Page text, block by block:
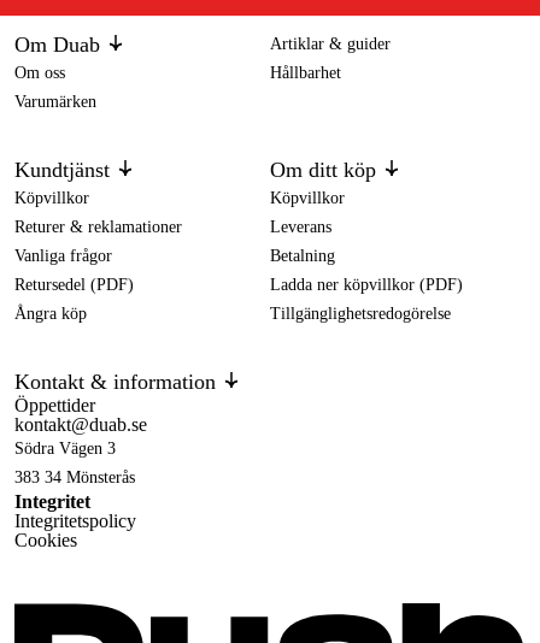
Om Duab
Om oss
Varumärken
Artiklar & guider
Hållbarhet
Kundtjänst
Köpvillkor
Returer & reklamationer
Vanliga frågor
Retursedel (PDF)
Ångra köp
Om ditt köp
Köpvillkor
Leverans
Betalning
Ladda ner köpvillkor (PDF)
Tillgänglighetsredogörelse
Kontakt & information
Öppettider
kontakt@duab.se
Södra Vägen 3
383 34 Mönsterås
Integritet
Integritetspolicy
Cookies